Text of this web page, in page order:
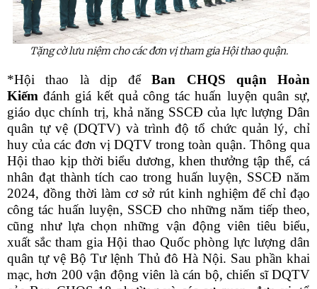
Tặng cờ lưu niệm cho các đơn vị tham gia Hội thao quận.
*Hội thao là dịp đểBan CHQS quận Hoàn
Kiếm đánh giá kết quả công tác huấn luyện quân sự,
giáo dục chính trị, khả năng SSCĐ của lực lượng Dân
quân tự vệ (DQTV) và trình độ tổ chức quản lý, chỉ
huy của các đơn vị DQTV trong toàn quận. Thông qua
Hội thao kịp thời biểu dương, khen thưởng tập thể, cá
nhân đạt thành tích cao trong huấn luyện, SSCĐ năm
2024, đồng thời làm cơ sở rút kinh nghiệm để chỉ đạo
công tác huấn luyện, SSCĐ cho những năm tiếp theo,
cũng như lựa chọn những vận động viên tiêu biểu,
xuất sắc tham gia Hội thao Quốc phòng lực lượng dân
quân tự vệ Bộ Tư lệnh Thủ đô Hà Nội. Sau phần khai
mạc, hơn 200 vận động viên là cán bộ, chiến sĩ DQTV